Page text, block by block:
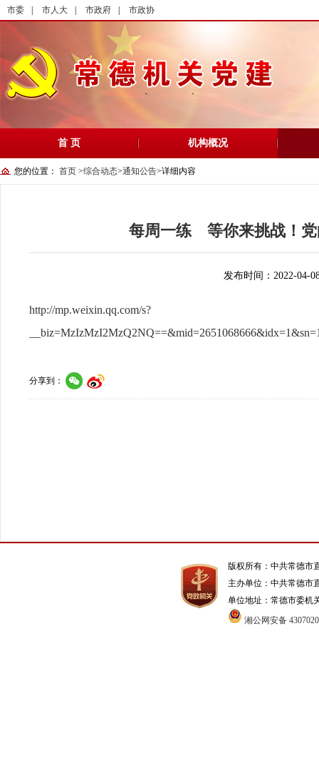
市委 市人大 市政府 市政协
首 页 机构概况
您的位置： 首页 >综合动态>通知公告>详细内容
每周一练 等你来挑战！党
发布时间：2022-04-
http://mp.weixin.qq.com/s?
分享到：
版权所有：中共常德市
主办单位：中共常德市
单位地址：常德市委机
湘公网安备